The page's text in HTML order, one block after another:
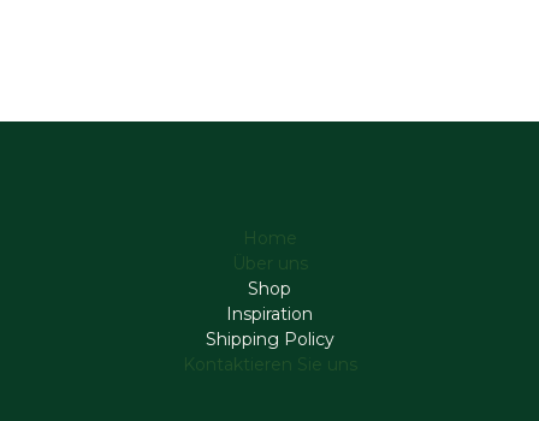
Home
Über uns
Shop
Inspiration
Shipping Policy
Kontaktieren Sie uns